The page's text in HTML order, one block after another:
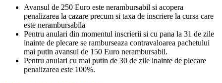
Avansul de 250 Euro este nerambursabil si acopera
penalizarea la cazare precum si taxa de inscriere la cursa care
este nerambursabila
Pentru anulari din momentul inscrierii si cu pana la 31 de zile
inainte de plecare se ramburseaza contravaloarea pachetului
mai putin avansul de 150 Euro nerambursabil.
Pentru anulari cu mai putin de 30 de zile inainte de plecare
penalizarea este 100%.